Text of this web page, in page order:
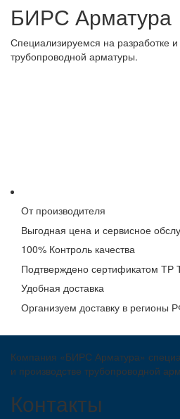
записям
БИРС Арматура
Специализируемся на разработке
трубопроводной арматуры.
От производителя
Выгодная цена и сервисное
100% Контроль качества
Подтверждено сертификатом ТР
Удобная доставка
Организуем доставку в регионы
Компания «БИРС Арматура»
и производстве трубопроводной
Контакты